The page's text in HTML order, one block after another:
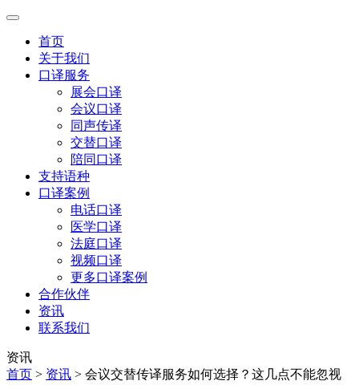
首页
关于我们
口译服务
展会口译
会议口译
同声传译
交替口译
陪同口译
支持语种
口译案例
电话口译
医学口译
法庭口译
视频口译
更多口译案例
合作伙伴
资讯
联系我们
资讯
首页 > 资讯 > 会议交替传译服务如何选择？这几点不能忽视